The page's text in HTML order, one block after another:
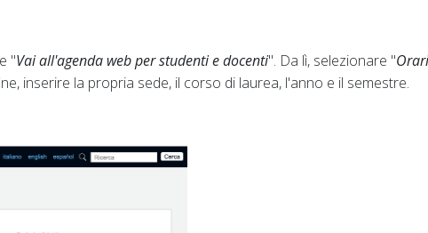
"Vai all'agenda web per studenti e docenti". Da lì, selezionare "
inserire la propria sede, il corso di laurea, l'anno e il semestre.